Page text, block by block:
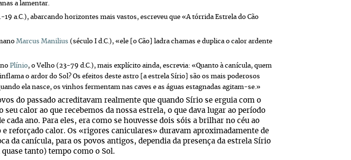
a lamentar.
19 a.C.), abarcando horizontes mais vastos, escreveu que «A tórrida Estrela do Cão
Marcus Manilius (século I d.C.), «ele [o Cão] ladra chamas e duplica o calor ardente
Plínio, o Velho (23-79 d.C.), mais explícito ainda, escrevia: «Quanto à canícula, quem
o ardor do Sol? Os efeitos deste astro [a estrela Sírio] são os mais poderosos
ela nasce, os vinhos fermentam nas caves e as águas estagnadas agitam-se.»
do passado acreditavam realmente que quando Sírio se erguia com o
calor ao que recebemos da nossa estrela, o que dava lugar ao período
cada ano. Para eles, era como se houvesse dois sóis a brilhar no céu ao
reforçado calor. Os «rigores caniculares» duravam aproximadamente de
da canícula, para os povos antigos, dependia da presença da estrela Sírio
tanto) tempo como o Sol.